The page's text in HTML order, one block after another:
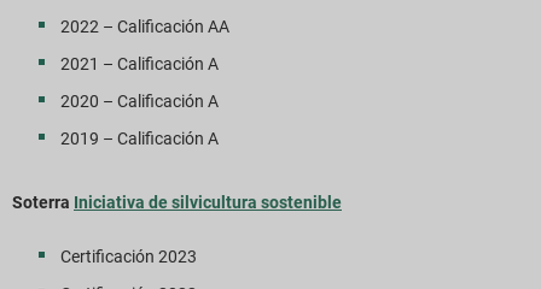
2022 – Calificación AA
2021 – Calificación A
2020 – Calificación A
2019 – Calificación A
Soterra Iniciativa de silvicultura sostenible
Certificación 2023